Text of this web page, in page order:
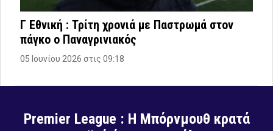
Γ Εθνική : Τρίτη χρονιά με Παστρωμά στον
πάγκο ο Παναγρινιακός
05 Ιουνίου 2026 στις 09:18
Premier League : Η Μπόρνμουθ κρατά